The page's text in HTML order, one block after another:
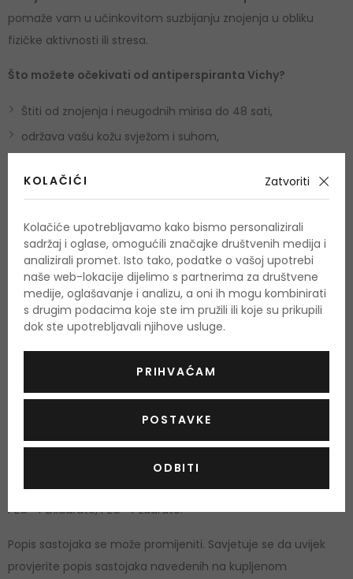
pomaže vam u učinkovitom suzbijanju znojenja u obliku
fizičke aktivnosti ili stresa.
Što možete očekivati od antiperspiranta Vichy?
Štiti od znojenja i neugodnih mirisa do 48 sati,
održava vašu kožu svježom i suhom,
ima hipoalergenski sastav,
dermatološki je testiran.
Upotreba
U bilo koje doba dana nanesite na čistu i suhu kožu pazuha i
ostavite je da se osuši.
Aqua, Aluminum Chlorohydrate, Aluminum
Sesquichlorohydrate, PPG-15 Stearyl Ether, Cetearyl Alcohol,
Ceteareth-33, Dimethicone, Iodopropynyl Butylcarbamate,
PEG-4 Dilaurate, PEG-4 Laurate.
Popis sastojaka se može promijeniti. Savjetuje se da uvijek
provjerite popis sastojaka navedenih na kupljenom
KOLAČIĆI Zatvoriti
Kolačiće upotrebljavamo kako bismo personalizirali
sadržaj i oglase, omogućili značajke društvenih medija i
analizirali promet. Isto tako, podatke o vašoj upotrebi
naše web-lokacije dijelimo s partnerima za društvene
medije, oglašavanje i analizu, a oni ih mogu kombinirati
s drugim podacima koje ste im pružili ili koje su prikupili
dok ste upotrebljavali njihove usluge.
PRIHVAĆAM
POSTAVKE
ODBITI